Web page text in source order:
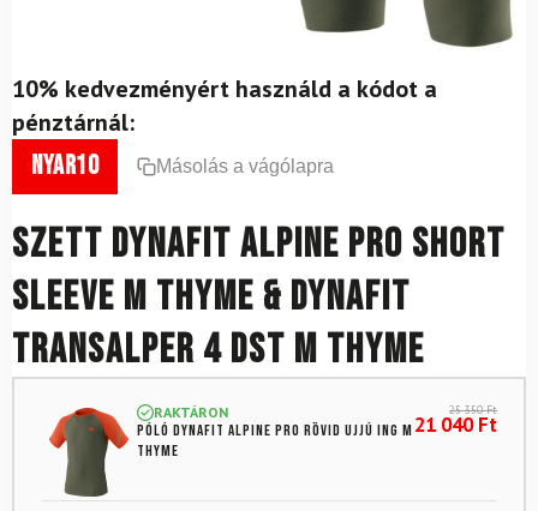
10% kedvezményért használd a kódot a
pénztárnál:
nyar10 Másolás a vágólapra
Szett DYNAFIT Alpine Pro Short
Sleeve M Thyme & DYNAFIT
Transalper 4 DST M Thyme
RAKTÁRON
Póló DYNAFIT Alpine Pro rövid ujjú ing M
Thyme
25 350Ft
21 040Ft